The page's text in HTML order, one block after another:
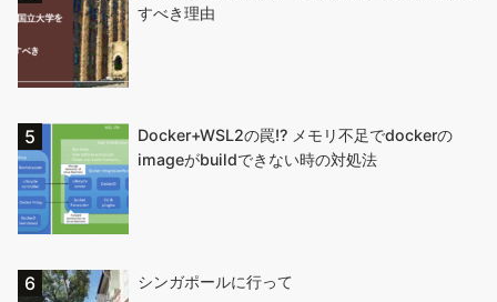
すべき理由
Docker+WSL2の罠!? メモリ不足でdockerの
imageがbuildできない時の対処法
シンガポールに行って